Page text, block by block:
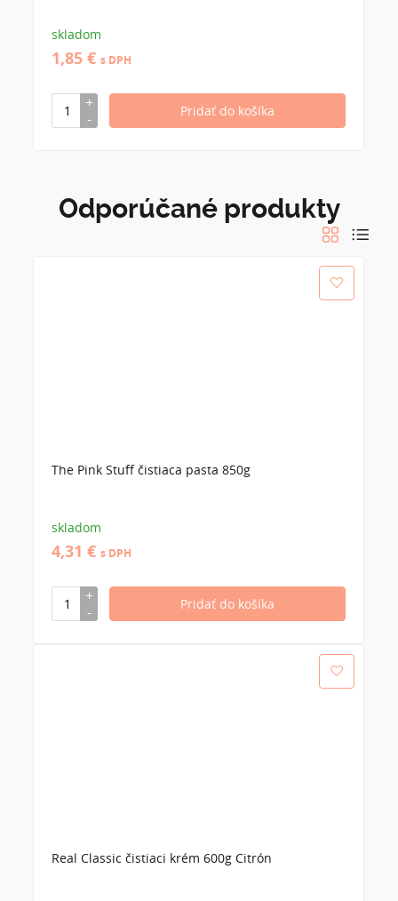
skladom
1,85 € s DPH
Odporúčané produkty
The Pink Stuff čistiaca pasta 850g
skladom
4,31 € s DPH
Real Classic čistiaci krém 600g Citrón